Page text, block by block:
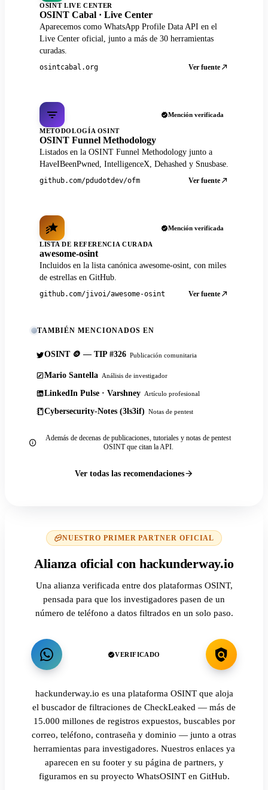
OSINT LIVE CENTER
OSINT Cabal · Live Center
Aparecemos como WhatsApp Profile Data API en el
Live Center oficial, junto a más de 30 herramientas
curadas.
osintcabal.org Ver fuente
Mención verificada
METODOLOGÍA OSINT
OSINT Funnel Methodology
Listados en la OSINT Funnel Methodology junto a
HaveIBeenPwned, IntelligenceX, Dehashed y Snusbase.
github.com/pdudotdev/ofm Ver fuente
Mención verificada
LISTA DE REFERENCIA CURADA
awesome-osint
Incluidos en la lista canónica awesome-osint, con miles
de estrellas en GitHub.
github.com/jivoi/awesome-osint Ver fuente
TAMBIÉN MENCIONADOS EN
OSINT 🪙 — TIP #326 Publicación comunitaria
Mario Santella Análisis de investigador
LinkedIn Pulse · Varshney Artículo profesional
Cybersecurity-Notes (3ls3if) Notas de pentest
Además de decenas de publicaciones, tutoriales y notas de pentest
OSINT que citan la API.
Ver todas las recomendaciones
NUESTRO PRIMER PARTNER OFICIAL
Alianza oficial con hackunderway.io
Una alianza verificada entre dos plataformas OSINT,
pensada para que los investigadores pasen de un
número de teléfono a datos filtrados en un solo paso.
VERIFICADO
hackunderway.io es una plataforma OSINT que aloja
el buscador de filtraciones de CheckLeaked — más de
15.000 millones de registros expuestos, buscables por
correo, teléfono, contraseña y dominio — junto a otras
herramientas para investigadores. Nuestros enlaces ya
aparecen en su footer y su página de partners, y
figuramos en su proyecto WhatsOSINT en GitHub.